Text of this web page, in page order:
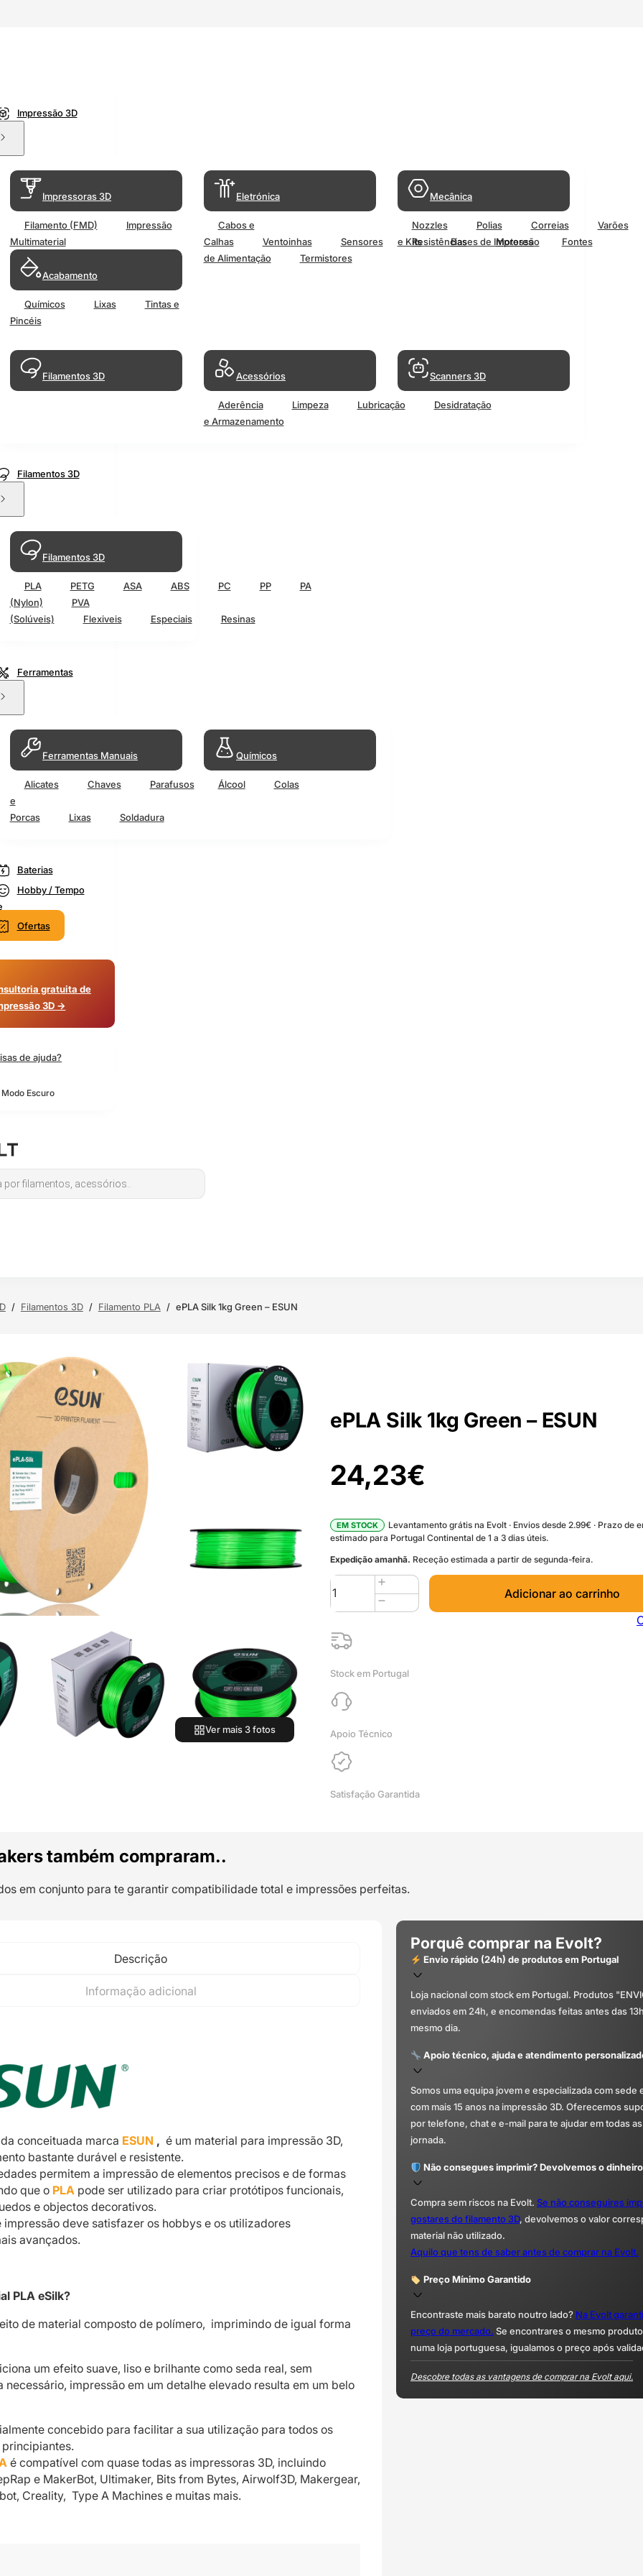
Impressão 3D
Impressoras 3D
Filamento (FMD)
Impressão
Multimaterial
Acabamento
Químicos Lixas
Tintas e
Pincéis
Eletrónica
Cabos e
Calhas
Ventoinhas Sensores Resistências Motores
Fontes
de Alimentação
Termistores
Mecânica
Nozzles Polias Correias
Varões
e Kits
Bases de Impressão
Filamentos 3D Acessórios
Aderência Limpeza Lubricação
Desidratação
e Armazenamento
Scanners 3D
Filamentos 3D
Filamentos 3D
PLA PETG ASA ABS PC PP
PA
(Nylon)
PVA
(Solúveis)
Flexiveis Especiais Resinas
Ferramentas
Ferramentas Manuais
Alicates Chaves
Parafusos
e
Porcas
Lixas Soldadura
Químicos
Álcool Colas
Baterias
Hobby / Tempo
Ofertas
gratuita de
3D →
de ajuda?
Escuro
/ Filamentos 3D / Filamento PLA / ePLA Silk 1kg Green – ESUN
ePLA Silk 1kg Green – ESUN
24,23€
EM STOCK
Levantamento grátis na Evolt · Envios desde 2.99€ · Prazo de
estimado para Portugal Continental de 1 a 3 dias úteis.
Expedição amanhã. Receção estimada a partir de segunda-feira.
Quantidade
de
ePLA
Silk
1kg
-
ESUN
Adicionar ao carrinho
Stock em Portugal
Apoio Técnico
Satisfação Garantida
Ver mais 3 fotos
também compraram..
em conjunto para te garantir compatibilidade total e impressões perfeitas.
Descrição
Informação adicional
conceituada marca ESUN , é um material para impressão 3D,
bastante durável e resistente.
permitem a impressão de elementos precisos e de formas
que o PLA pode ser utilizado para criar protótipos funcionais,
e objectos decorativos.
deve satisfazer os hobbys e os utilizadores
avançados.
PLA eSilk?
de material composto de polímero, imprimindo de igual forma
um efeito suave, liso e brilhante como seda real, sem
necessário, impressão em um detalhe elevado resulta em um belo
concebido para facilitar a sua utilização para todos os
é compatível com quase todas as impressoras 3D, incluindo
e MakerBot, Ultimaker, Bits from Bytes, Airwolf3D, Makergear,
Creality, Type A Machines e muitas mais.
Porquê comprar na Evolt?
Envio rápido (24h) de produtos em Portugal
Loja nacional com stock em Portugal. Produtos
enviados em 24h, e encomendas feitas antes das
mesmo dia.
Apoio técnico, ajuda e atendimento
Somos uma equipa jovem e especializada com sede
com mais 15 anos na impressão 3D. Oferecemos
por telefone, chat e e-mail para te ajudar em todas
jornada.
Não consegues imprimir? Devolvemos o
Compra sem riscos na Evolt. Se não conseguires
gostares do filamento 3D, devolvemos o valor
material não utilizado.
Aquilo que tens de saber antes de comprar na Evolt.
Preço Mínimo Garantido
Encontraste mais barato noutro lado? Na Evolt
preço do mercado. Se encontrares o mesmo
numa loja portuguesa, igualamos o preço após
Descobre todas as vantagens de comprar na Evolt aqui.